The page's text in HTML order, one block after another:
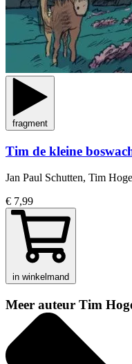
fragment
Tim de kleine
Jan Paul Schutten, Tim
€ 7,99
in winkelmand
Meer auteur Tim